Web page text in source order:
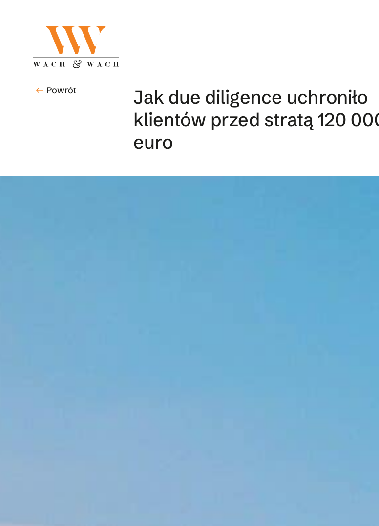
west Powrót
Jak due diligence uchroniło
klientów przed stratą 120
euro